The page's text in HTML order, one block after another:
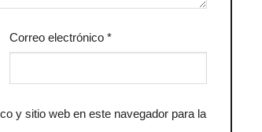
Correo electrónico *
y sitio web en este navegador para la